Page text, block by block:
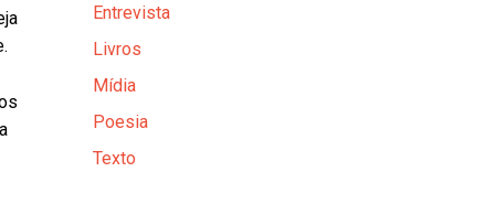
Entrevista
Livros
Mídia
Poesia
Texto